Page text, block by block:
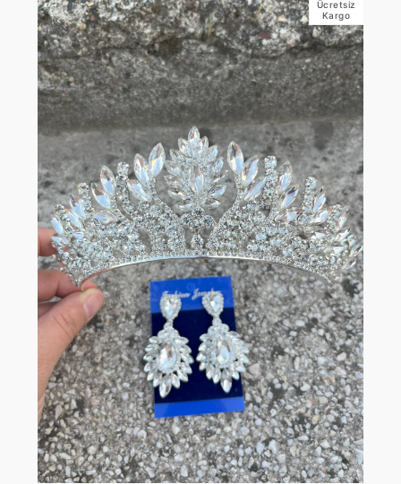
Ücretsiz
Kargo